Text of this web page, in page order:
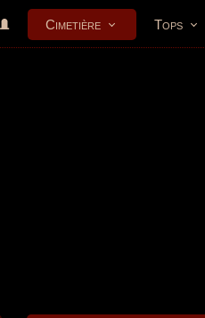
Cimetière Tops